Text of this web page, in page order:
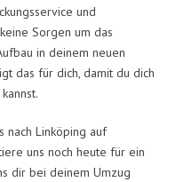
und
Sorgen um das
in deinem neuen
das für dich, damit du dich
nach Linköping auf
uns noch heute für ein
dir bei deinem Umzug